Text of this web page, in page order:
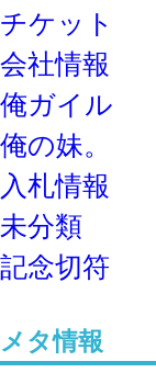
チケット
会社情報
俺ガイル
俺の妹。
入札情報
未分類
記念切符
メタ情報